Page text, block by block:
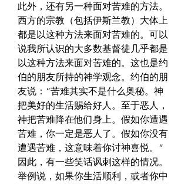
此外，还有另一种面对苦难的方法。
西方的宗教（包括伊斯兰教）大体上
都是以这种方法来面对苦难的。可以
说我所认识的大多数基督徒几乎都是
以这种方法来面对苦难的。这也是约
伯的朋友所持的神学观念。约伯的朋
友说：“苦难其实不是什么奥秘。神
把美好的生活赐给好人。至于恶人，
神把苦难降在他们身上。假如你遭遇
苦难，你一定是恶人了。假如你没有
遭遇苦难，这意味着你讨神喜悦。”
因此，有一些笑话讽刺这样的情况。
举例说，如果你生活顺利，或者你中